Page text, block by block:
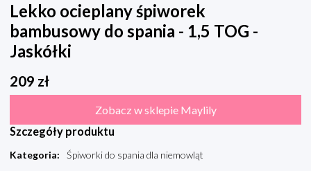
Lekko ocieplany śpiworek
bambusowy do spania - 1,5 TOG -
Jaskółki
209 zł
Zobacz w sklepie Maylily
Szczegóły produktu
Kategoria:
Śpiworki do spania dla niemowląt